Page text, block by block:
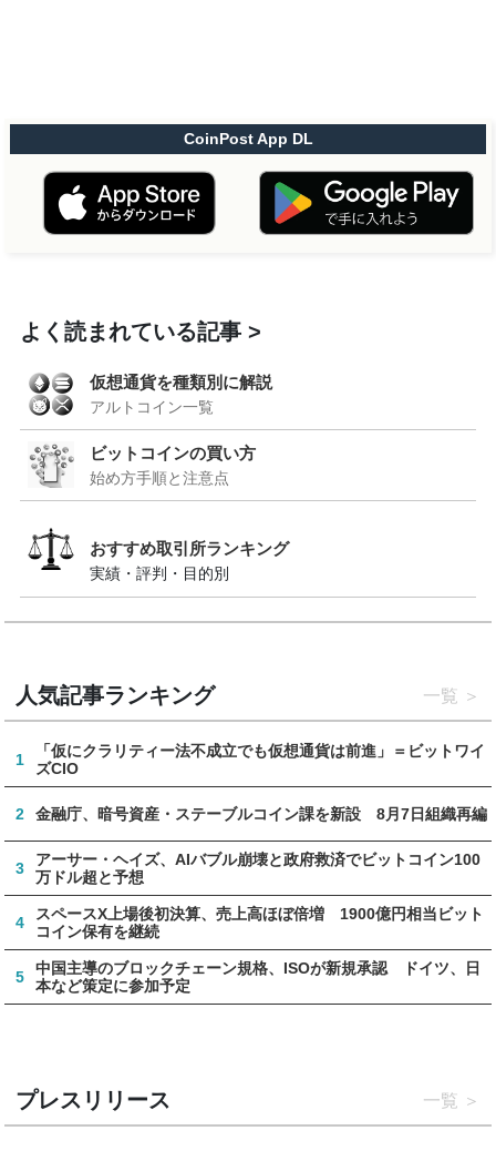
CoinPost App DL
よく読まれている記事
仮想通貨を種類別に解説
アルトコイン一覧
ビットコインの買い方
始め方手順と注意点
おすすめ取引所ランキング
実績・評判・目的別
人気記事ランキング 一覧
1
「仮にクラリティー法不成立でも仮想通貨は前進」＝ビットワイ
ズCIO
2 金融庁、暗号資産・ステーブルコイン課を新設 8月7日組織再編
3
アーサー・ヘイズ、AIバブル崩壊と政府救済でビットコイン100
万ドル超と予想
4
スペースX上場後初決算、売上高ほぼ倍増 1900億円相当ビット
コイン保有を継続
5
中国主導のブロックチェーン規格、ISOが新規承認 ドイツ、日
本など策定に参加予定
プレスリリース 一覧